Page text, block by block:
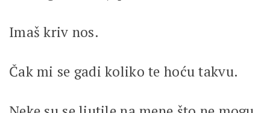
Imaš kriv nos.
Čak mi se gadi koliko te hoću takvu.